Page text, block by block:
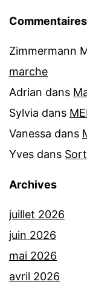
Zimmermann
marche
Adrian dans
Sylvia dans
Vanessa dans
Yves dans
Archives
juillet 2026
juin 2026
mai 2026
avril 2026